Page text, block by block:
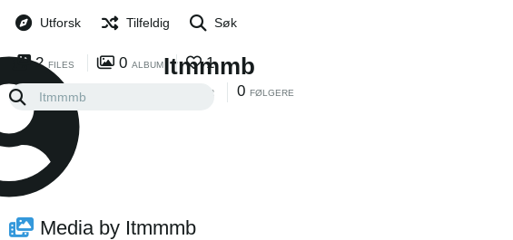
Utforsk Tilfeldig Søk
Itmmmb
FØLGER 0 FØLGERE
2 FILES 0 ALBUM 1
Media by Itmmmb